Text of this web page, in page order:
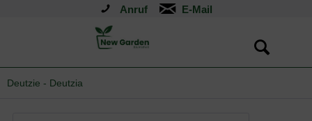
Anruf
Deutzie - Deutzia